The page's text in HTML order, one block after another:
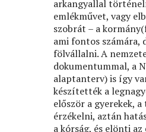
arkangyallal
emlékművet, vagy
szobrát – a
ami fontos számára,
fölvállalni. A
dokumentummal, a
alaptanterv) is így
készítették a
először a gyerekek,
érzékelni, aztán
a kórság, és elönti az